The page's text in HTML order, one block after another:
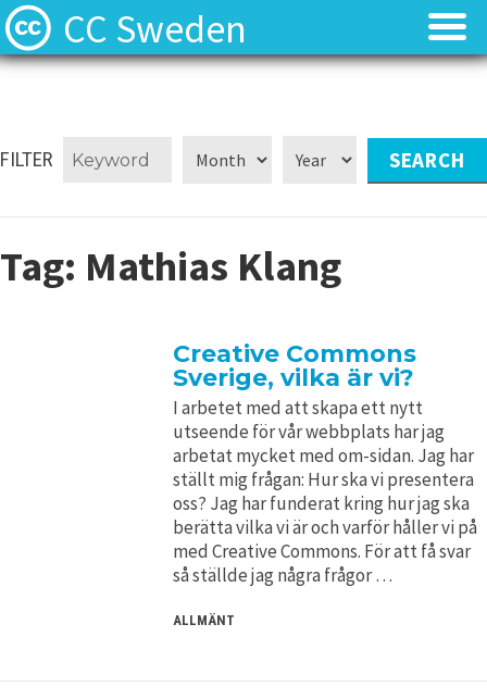
CC Sweden
Nyheter
Nyheter
FILTER
Tag: Mathias Klang
Creative Commons
Sverige, vilka är vi?
I arbetet med att skapa ett nytt
utseende för vår webbplats har jag
arbetat mycket med om-sidan. Jag har
ställt mig frågan: Hur ska vi presentera
oss? Jag har funderat kring hur jag ska
berätta vilka vi är och varför håller vi på
med Creative Commons. För att få svar
så ställde jag några frågor …
ALLMÄNT